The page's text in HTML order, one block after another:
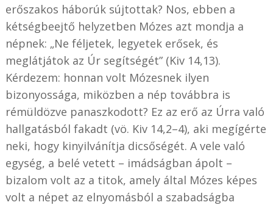
erőszakos háborúk sújtottak? Nos, ebben a
kétségbeejtő helyzetben Mózes azt mondja a
népnek: „Ne féljetek, legyetek erősek, és
meglátjátok az Úr segítségét” (Kiv 14,13).
Kérdezem: honnan volt Mózesnek ilyen
bizonyossága, miközben a nép továbbra is
rémüldözve panaszkodott? Ez az erő az Úrra való
hallgatásból fakadt (vö. Kiv 14,2–4), aki megígérte
neki, hogy kinyilvánítja dicsőségét. A vele való
egység, a belé vetett – imádságban ápolt –
bizalom volt az a titok, amely által Mózes képes
volt a népet az elnyomásból a szabadságba